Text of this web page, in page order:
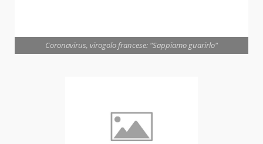
Coronavirus, virogolo francese: "Sappiamo guarirlo"